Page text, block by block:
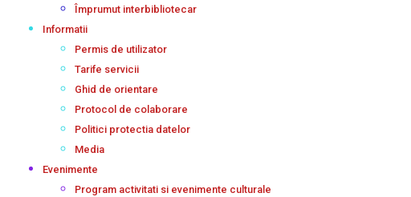
Împrumut interbibliotecar
Informatii
Permis de utilizator
Tarife servicii
Ghid de orientare
Protocol de colaborare
Politici protectia datelor
Media
Evenimente
Program activitati si evenimente culturale